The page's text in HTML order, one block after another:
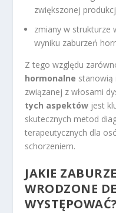
zwiększonej
zmiany w strukturze
wyniku zaburzeń
Z tego względu
hormonalne stanowią
związanej z włosami
tych aspektów jest
skutecznych metod
terapeutycznych dla
schorzeniem.
JAKIE
WRODZONE
WYSTĘPOWAĆ?